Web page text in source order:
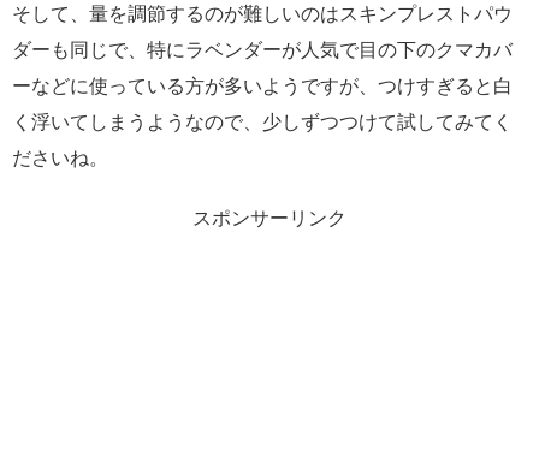
そして、量を調節するのが難しいのはスキンプレストパウ
ダーも同じで、特にラベンダーが人気で目の下のクマカバ
ーなどに使っている方が多いようですが、つけすぎると白
く浮いてしまうようなので、少しずつつけて試してみてく
ださいね。
スポンサーリンク